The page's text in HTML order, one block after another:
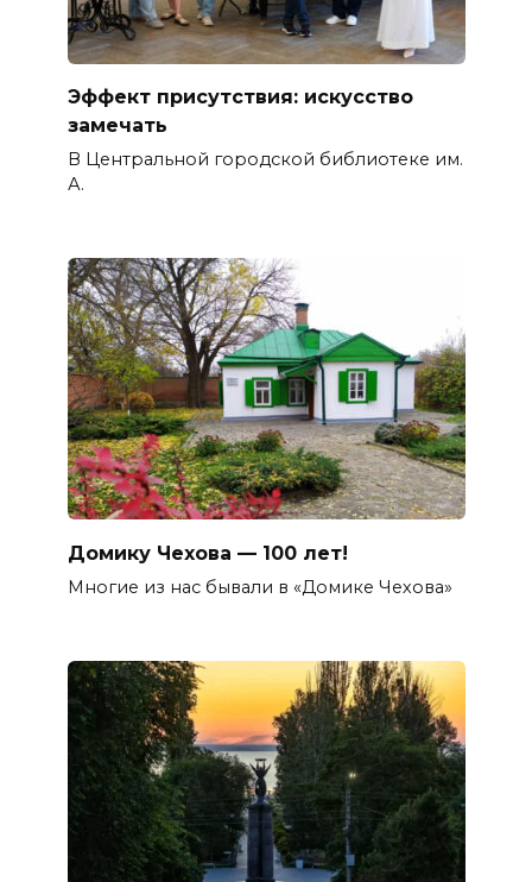
Эффект присутствия: искусство
замечать
В Центральной городской библиотеке им.
А.
Домику Чехова — 100 лет!
Многие из нас бывали в «Домике Чехова»